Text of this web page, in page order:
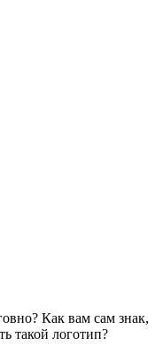
Как вам сам знак,
такой логотип?